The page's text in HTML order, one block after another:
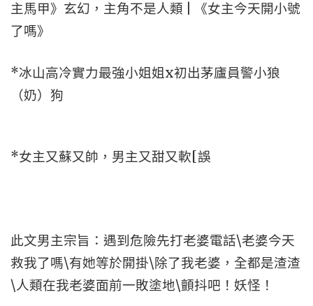
主馬甲》玄幻，主角不是人類 | 《女主今天開小號
了嗎》
*冰山高冷實力最強小姐姐x初出茅廬員警小狼
（奶）狗
*女主又蘇又帥，男主又甜又軟[誤
此文男主宗旨：遇到危險先打老婆電話\老婆今天
救我了嗎\有她等於開掛\除了我老婆，全都是渣渣
\人類在我老婆面前一敗塗地\顫抖吧！妖怪！